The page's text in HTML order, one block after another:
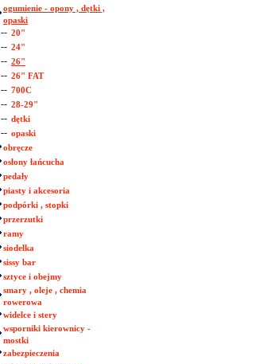
ogumienie - opony , dętki ,
opaski
-- 20"
-- 24"
-- 26"
-- 26" FAT
-- 700C
-- 28-29"
-- dętki
-- opaski
obręcze
osłony łańcucha
pedały
piasty i akcesoria
podpórki , stopki
przerzutki
ramy
siodełka
sissy bar
sztyce i obejmy
smary , oleje , chemia
rowerowa
widelce i stery
wsporniki kierownicy -
mostki
zabezpieczenia